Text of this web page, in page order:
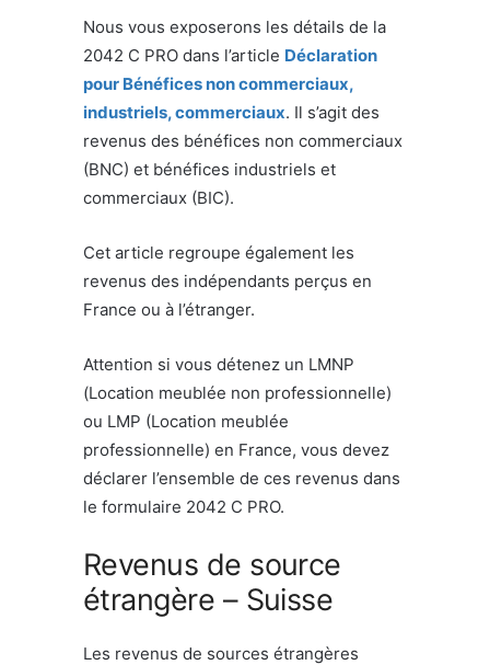
Nous vous exposerons les détails de la
2042 C PRO dans l’article Déclaration
pour Bénéfices non commerciaux,
industriels, commerciaux. Il s’agit des
revenus des bénéfices non commerciaux
(BNC) et bénéfices industriels et
commerciaux (BIC).
Cet article regroupe également les
revenus des indépendants perçus en
France ou à l’étranger.
Attention si vous détenez un LMNP
(Location meublée non professionnelle)
ou LMP (Location meublée
professionnelle) en France, vous devez
déclarer l’ensemble de ces revenus dans
le formulaire 2042 C PRO.
Revenus de source
étrangère – Suisse
Les revenus de sources étrangères